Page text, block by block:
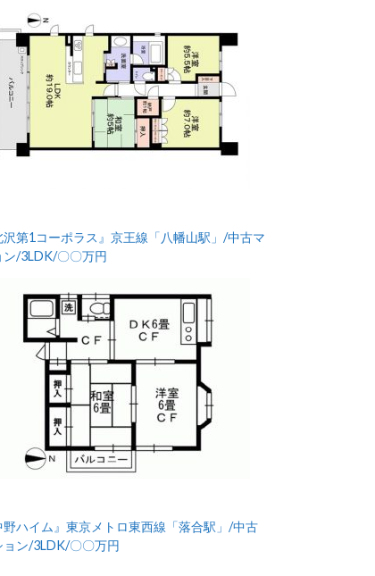
沢第1コーポラス』京王線「八幡山駅」/中古マ
ン/3LDK/〇〇万円
野ハイム』東京メトロ東西線「落合駅」/中古
ョン/3LDK/〇〇万円